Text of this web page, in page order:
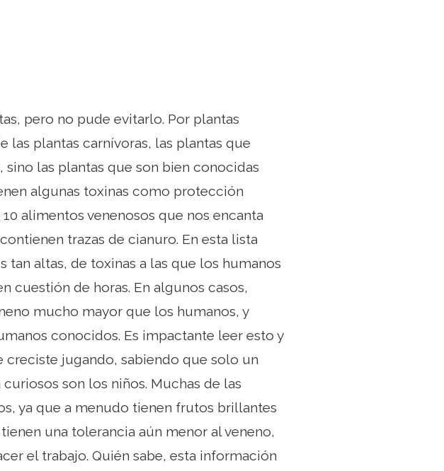
pero no pude evitarlo. Por plantas
las plantas carnívoras, las plantas que
las plantas que son bien conocidas
algunas toxinas como protección
alimentos venenosos que nos encanta
trazas de cianuro. En esta lista
altas, de toxinas a las que los humanos
cuestión de horas. En algunos casos,
mucho mayor que los humanos, y
conocidos. Es impactante leer esto y
creciste jugando, sabiendo que solo un
son los niños. Muchas de las
ya que a menudo tienen frutos brillantes
una tolerancia aún menor al veneno,
el trabajo. Quién sabe, esta información